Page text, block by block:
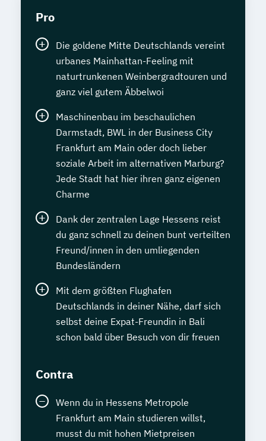
Pro
Die goldene Mitte Deutschlands vereint
urbanes Mainhattan-Feeling mit
naturtrunkenen Weinbergradtouren und
ganz viel gutem Äbbelwoi
Maschinenbau im beschaulichen
Darmstadt, BWL in der Business City
Frankfurt am Main oder doch lieber
soziale Arbeit im alternativen Marburg?
Jede Stadt hat hier ihren ganz eigenen
Charme
Dank der zentralen Lage Hessens reist
du ganz schnell zu deinen bunt verteilten
Freund/innen in den umliegenden
Bundesländern
Mit dem größten Flughafen
Deutschlands in deiner Nähe, darf sich
selbst deine Expat-Freundin in Bali
schon bald über Besuch von dir freuen
Contra
Wenn du in Hessens Metropole
Frankfurt am Main studieren willst,
musst du mit hohen Mietpreisen